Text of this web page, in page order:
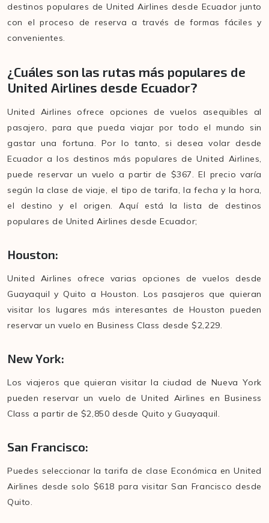
destinos populares de United Airlines desde Ecuador junto
con el proceso de reserva a través de formas fáciles y
convenientes.
¿Cuáles son las rutas más populares de
United Airlines desde Ecuador?
United Airlines ofrece opciones de vuelos asequibles al
pasajero, para que pueda viajar por todo el mundo sin
gastar una fortuna. Por lo tanto, si desea volar desde
Ecuador a los destinos más populares de United Airlines,
puede reservar un vuelo a partir de $367. El precio varía
según la clase de viaje, el tipo de tarifa, la fecha y la hora,
el destino y el origen. Aquí está la lista de destinos
populares de United Airlines desde Ecuador;
Houston:
United Airlines ofrece varias opciones de vuelos desde
Guayaquil y Quito a Houston. Los pasajeros que quieran
visitar los lugares más interesantes de Houston pueden
reservar un vuelo en Business Class desde $2,229.
New York:
Los viajeros que quieran visitar la ciudad de Nueva York
pueden reservar un vuelo de United Airlines en Business
Class a partir de $2,850 desde Quito y Guayaquil.
San Francisco:
Puedes seleccionar la tarifa de clase Económica en United
Airlines desde solo $618 para visitar San Francisco desde
Quito.